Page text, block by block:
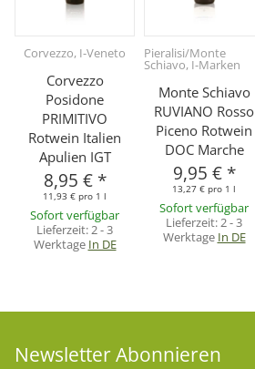
Corvezzo, I-Veneto
Corvezzo
Posidone
PRIMITIVO
Rotwein Italien
Apulien IGT
8,95 € *
11,93 € pro 1 l
Sofort verfügbar
Lieferzeit:2 - 3
Werktage In DE
Pieralisi/Monte
Schiavo, I-Marken
Monte Schiavo
RUVIANO Rosso
Piceno Rotwein
DOC Marche
9,95 € *
13,27 € pro 1 l
Sofort verfügbar
Lieferzeit:2 - 3
Werktage In DE
Newsletter Abonnieren